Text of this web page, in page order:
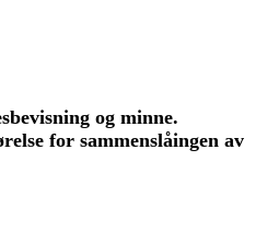
og minne.
for sammenslåingen av